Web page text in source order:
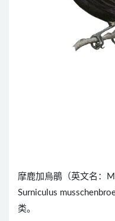
摩鹿加烏鵑（英文名：
Surniculus
类。